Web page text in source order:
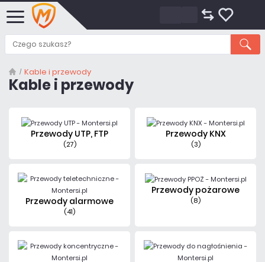
Kable i przewody
Kable i przewody
Przewody UTP, FTP
(27)
Przewody KNX
(3)
Przewody alarmowe
(41)
Przewody pożarowe
(8)